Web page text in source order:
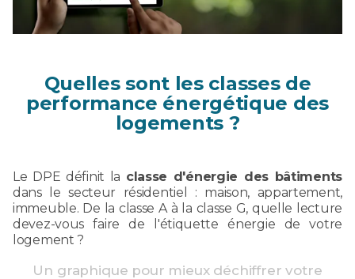
Quelles sont les classes de
performance énergétique des
logements ?
Le DPE définit la classe d'énergie des bâtiments
dans le secteur résidentiel : maison, appartement,
immeuble. De la classe A à la classe G, quelle lecture
devez-vous faire de l'étiquette énergie de votre
logement ?
Un graphique pour mieux déchiffrer votre